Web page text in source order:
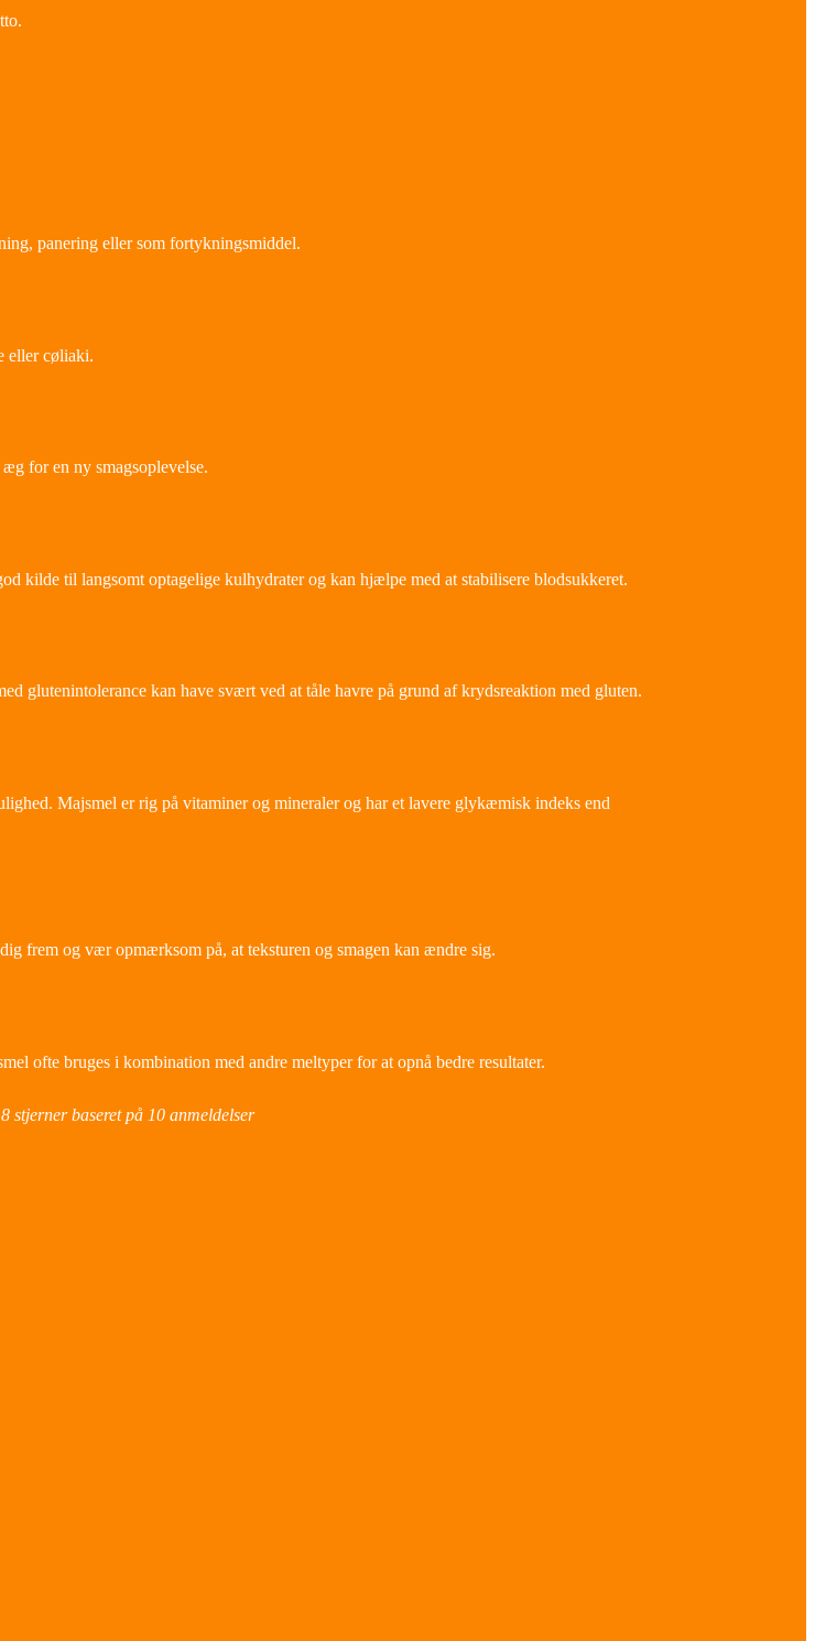
panering eller som fortykningsmiddel.
eller cøliaki.
for en ny smagsoplevelse.
kilde til langsomt optagelige kulhydrater og kan hjælpe med at stabilisere blodsukkeret.
glutenintolerance kan have svært ved at tåle havre på grund af krydsreaktion med gluten.
Majsmel er rig på vitaminer og mineraler og har et lavere glykæmisk indeks end
frem og vær opmærksom på, at teksturen og smagen kan ændre sig.
ofte bruges i kombination med andre meltyper for at opnå bedre resultater.
stjerner baseret på 10 anmeldelser